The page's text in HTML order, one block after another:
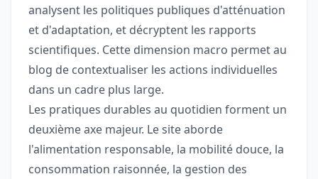
analysent les politiques publiques d'atténuation
et d'adaptation, et décryptent les rapports
scientifiques. Cette dimension macro permet au
blog de contextualiser les actions individuelles
dans un cadre plus large.
Les pratiques durables au quotidien forment un
deuxième axe majeur. Le site aborde
l'alimentation responsable, la mobilité douce, la
consommation raisonnée, la gestion des